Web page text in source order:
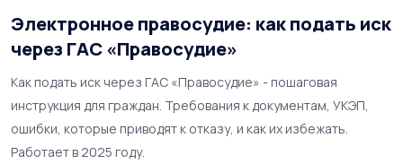
Электронное правосудие: как подать иск
через ГАС «Правосудие»
Как подать иск через ГАС «Правосудие» - пошаговая
инструкция для граждан. Требования к документам, УКЭП,
ошибки, которые приводят к отказу, и как их избежать.
Работает в 2025 году.